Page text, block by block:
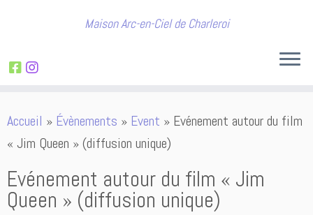
au
contenu
Maison Arc-en-Ciel de Charleroi
Accueil » Évènements » Event » Evénement autour du film
« Jim Queen » (diffusion unique)
Evénement autour du film « Jim
Queen » (diffusion unique)